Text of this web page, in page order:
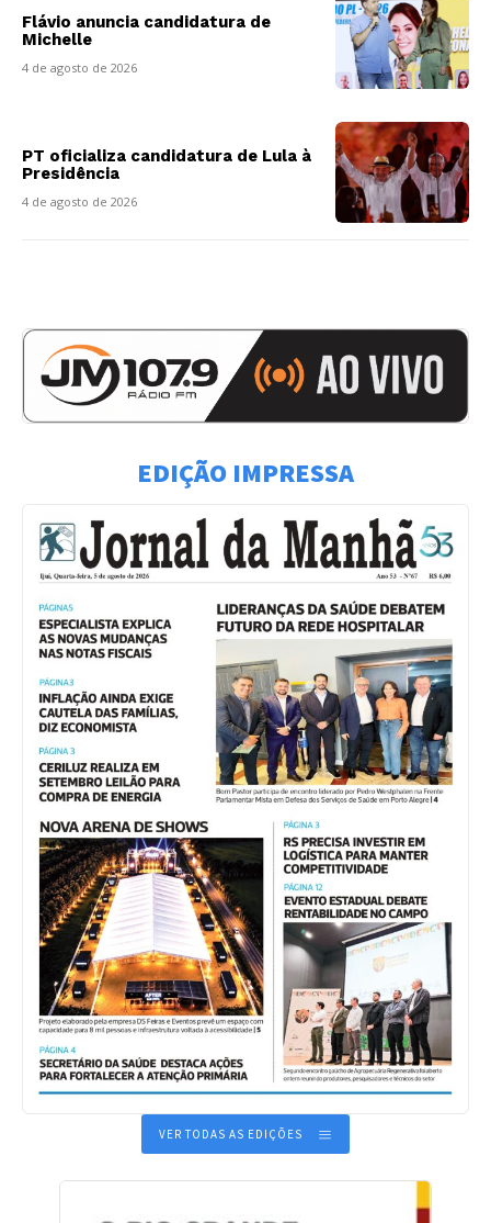
Flávio anuncia candidatura de
Michelle
4 de agosto de 2026
PT oficializa candidatura de Lula à
Presidência
4 de agosto de 2026
EDIÇÃO IMPRESSA
VER TODAS AS EDIÇÕES